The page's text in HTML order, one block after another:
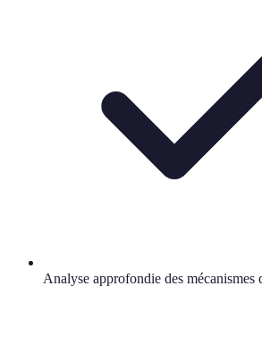
Analyse approfondie des mécanismes